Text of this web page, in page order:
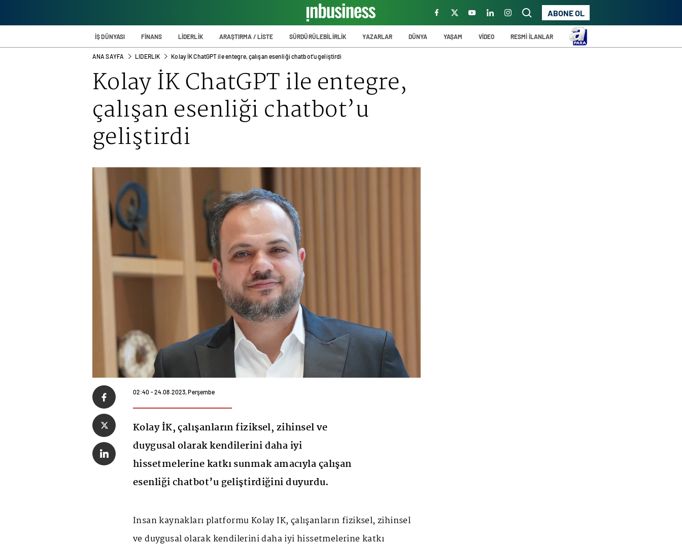
ABONE OL
İŞ DÜNYASI FİNANS LİDERLİK ARAŞTIRMA / LİSTE SÜRDÜRÜLEBİLİRLİK YAZARLAR DÜNYA YAŞAM VİDEO RESMİ İLANLAR
ANA SAYFA LIDERLIK Kolay İK ChatGPT ile entegre, çalışan esenliği chatbot’u geliştirdi
Kolay İK ChatGPT ile entegre,
çalışan esenliği chatbot’u
geliştirdi
02:40 - 24.08.2023, Perşembe
Kolay İK, çalışanların fiziksel, zihinsel ve
duygusal olarak kendilerini daha iyi
hissetmelerine katkı sunmak amacıyla çalışan
esenliği chatbot’u geliştirdiğini duyurdu.
İnsan kaynakları platformu Kolay İK, çalışanların fiziksel, zihinsel
ve duygusal olarak kendilerini daha iyi hissetmelerine katkı